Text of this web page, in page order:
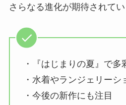
さらなる進化が期待されてい
・『はじまりの夏』で多
・水着やランジェリーシ
・今後の新作にも注目